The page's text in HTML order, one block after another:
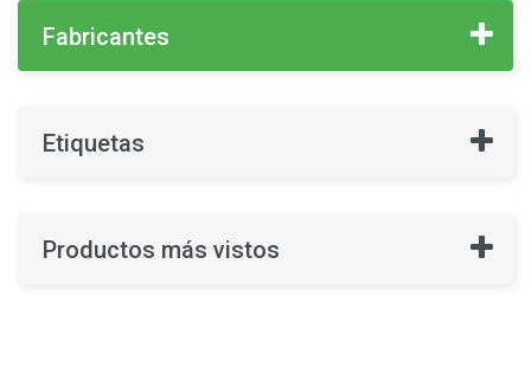
Fabricantes
Etiquetas
Productos más vistos